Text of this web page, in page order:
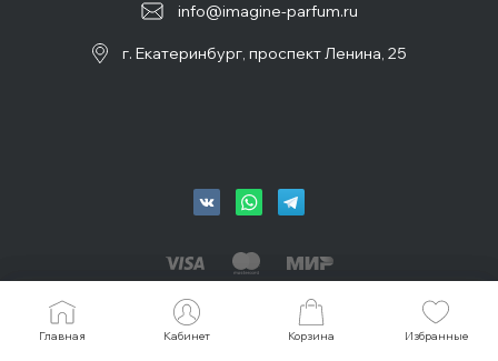
Главная Кабинет Корзина Избранные
Главная Кабинет Корзина Избранные
info@imagine-parfum.ru
г. Екатеринбург, проспект Ленина, 25
© 2026 IMAGINE, Все права защищены